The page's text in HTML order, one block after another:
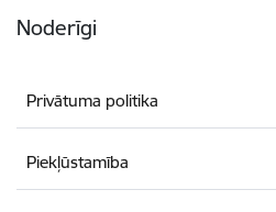
Noderīgi
Privātuma politika
Piekļūstamība